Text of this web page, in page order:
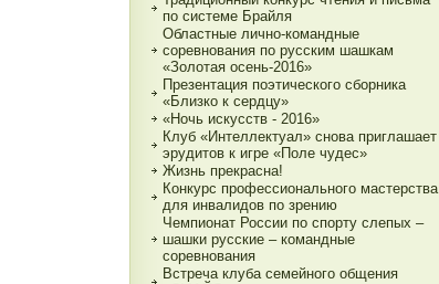
по системе Брайля
Областные лично-командные
соревнования по русским шашкам
«Золотая осень-2016»
Презентация поэтического сборника
«Близко к сердцу»
«Ночь искусств - 2016»
Клуб «Интеллектуал» снова приглашает
эрудитов к игре «Поле чудес»
Жизнь прекрасна!
Конкурс профессионального мастерства
для инвалидов по зрению
Чемпионат России по спорту слепых –
шашки русские – командные
соревнования
Встреча клуба семейного общения